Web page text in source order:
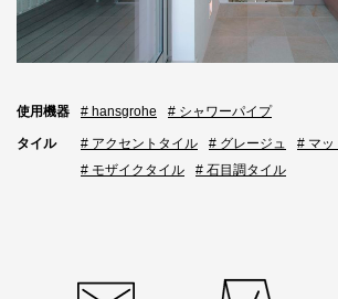
使用機器 # hansgrohe # シャワーパイプ
タイル # アクセントタイル # グレージュ
# マッ
# モザイクタイル
# 石目調タイル